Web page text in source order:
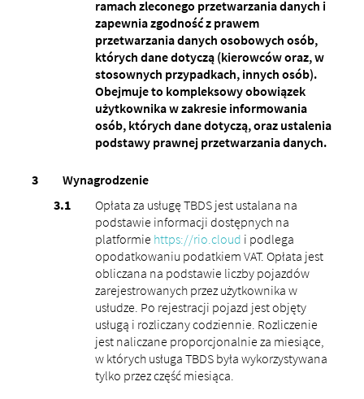
ramach zleconego przetwarzania danych i
zapewnia zgodność z prawem
przetwarzania danych osobowych osób,
których dane dotyczą (kierowców oraz, w
stosownych przypadkach, innych osób).
Obejmuje to kompleksowy obowiązek
użytkownika w zakresie informowania
osób, których dane dotyczą, oraz ustalenia
podstawy prawnej przetwarzania danych.
Wynagrodzenie
Opłata za usługę TBDS jest ustalana na
podstawie informacji dostępnych na
platformie https://rio.cloud i podlega
opodatkowaniu podatkiem VAT. Opłata jest
obliczana na podstawie liczby pojazdów
zarejestrowanych przez użytkownika w
usłudze. Po rejestracji pojazd jest objęty
usługą i rozliczany codziennie. Rozliczenie
jest naliczane proporcjonalnie za miesiące,
w których usługa TBDS była wykorzystywana
tylko przez część miesiąca.